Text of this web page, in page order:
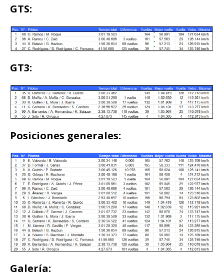
GTS:
GT3:
Posiciones generales:
Galería: